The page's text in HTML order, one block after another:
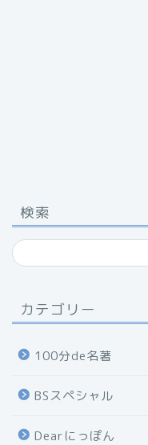
検索
カテゴリー
100分de名著
BSスペシャル
Dearにっぽん